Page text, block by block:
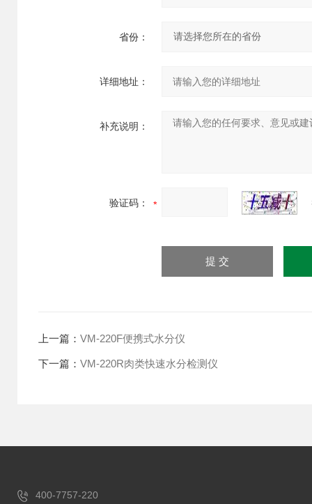
省份：
详细地址：
补充说明：
验证码：
上一篇： VM-220F便携式水分仪
下一篇： VM-220R肉类快速水分检测仪
400-7757-220